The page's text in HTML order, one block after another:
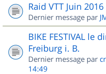
Raid VTT Juin 2016
Dernier message par
BIKE FESTIVAL le
Freiburg i. B.
Dernier message par
14:49